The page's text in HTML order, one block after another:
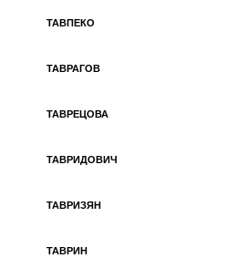
ТАВПЕКО
ТАВРАГОВ
ТАВРЕЦОВА
ТАВРИДОВИЧ
ТАВРИЗЯН
ТАВРИН